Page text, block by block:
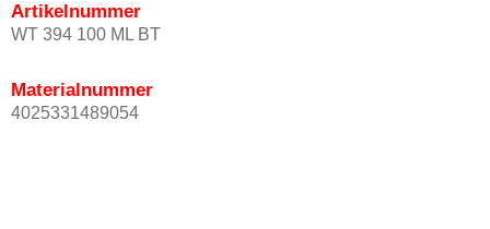
Artikelnummer
WT 394 100 ML BT
Materialnummer
4025331489054